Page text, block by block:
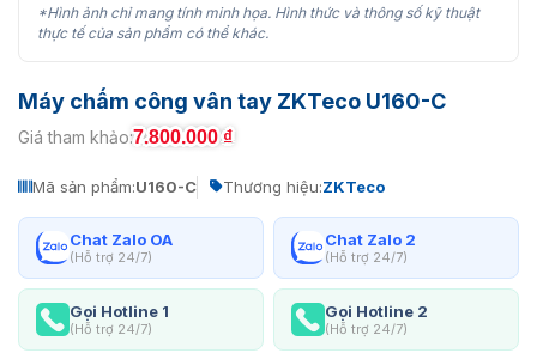
*Hình ảnh chỉ mang tính minh họa. Hình thức và thông số kỹ thuật
thực tế của sản phẩm có thể khác.
Máy chấm công vân tay ZKTeco U160-C
Giá tham khảo:7.800.000₫
Mã sản phẩm:U160-C Thương hiệu:ZKTeco
Chat Zalo OA
(Hỗ trợ 24/7)
Chat Zalo 2
(Hỗ trợ 24/7)
Gọi Hotline 1
(Hỗ trợ 24/7)
Gọi Hotline 2
(Hỗ trợ 24/7)